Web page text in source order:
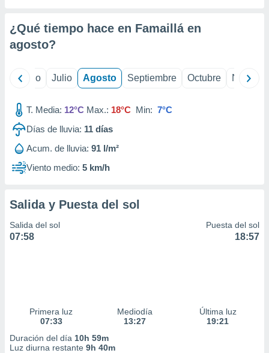
e
mediante
publicidad
publicidad
de
1199
¿Qué tiempo hace en Famaillá en
agosto?
Junio Julio Agosto Septiembre Octubre
T. Media: 12°C Max.: 18°C Min: 7°C
Días de lluvia: 11 días
Acum. de lluvia: 91 l/m²
Viento medio: 5 km/h
Salida y Puesta del sol
Salida del sol
07:58
Puesta del sol
18:57
Primera luz
07:33
Mediodía
13:27
Última luz
19:21
Duración del día 10h 59m
Luz diurna restante 9h 40m